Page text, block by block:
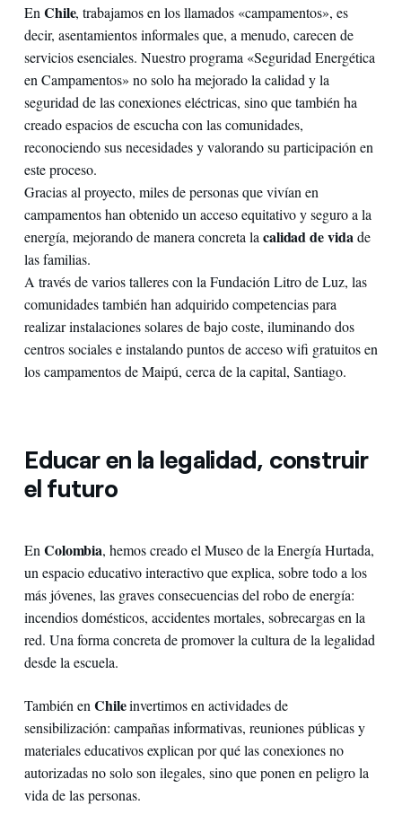
En Chile, trabajamos en los llamados «campamentos», es
decir, asentamientos informales que, a menudo, carecen de
servicios esenciales. Nuestro programa «Seguridad Energética
en Campamentos» no solo ha mejorado la calidad y la
seguridad de las conexiones eléctricas, sino que también ha
creado espacios de escucha con las comunidades,
reconociendo sus necesidades y valorando su participación en
este proceso.
Gracias al proyecto, miles de personas que vivían en
campamentos han obtenido un acceso equitativo y seguro a la
energía, mejorando de manera concreta la calidad de vidade
las familias.
A través de varios talleres con la Fundación Litro de Luz, las
comunidades también han adquirido competencias para
realizar instalaciones solares de bajo coste, iluminando dos
centros sociales e instalando puntos de acceso wifi gratuitos en
los campamentos de Maipú, cerca de la capital, Santiago.
Educar en la legalidad, construir
el futuro
En Colombia, hemos creado el Museo de la Energía Hurtada,
un espacio educativo interactivo que explica, sobre todo a los
más jóvenes, las graves consecuencias del robo de energía:
incendios domésticos, accidentes mortales, sobrecargas en la
red. Una forma concreta de promover la cultura de la legalidad
desde la escuela.
También en Chileinvertimos en actividades de
sensibilización: campañas informativas, reuniones públicas y
materiales educativos explican por qué las conexiones no
autorizadas no solo son ilegales, sino que ponen en peligro la
vida de las personas.